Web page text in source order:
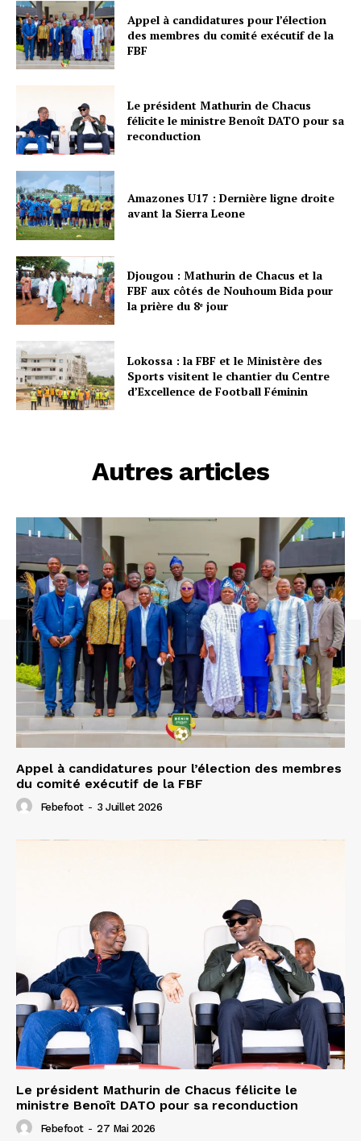
Appel à candidatures pour l’élection
des membres du comité exécutif de la
FBF
Le président Mathurin de Chacus
félicite le ministre Benoît DATO pour sa
reconduction
Amazones U17 : Dernière ligne droite
avant la Sierra Leone
Djougou : Mathurin de Chacus et la
FBF aux côtés de Nouhoum Bida pour
la prière du 8ᵉ jour
Lokossa : la FBF et le Ministère des
Sports visitent le chantier du Centre
d’Excellence de Football Féminin
Autres articles
Appel à candidatures pour l’élection des membres
du comité exécutif de la FBF
Febefoot - 3 Juillet 2026
Le président Mathurin de Chacus félicite le
ministre Benoît DATO pour sa reconduction
Febefoot - 27 Mai 2026